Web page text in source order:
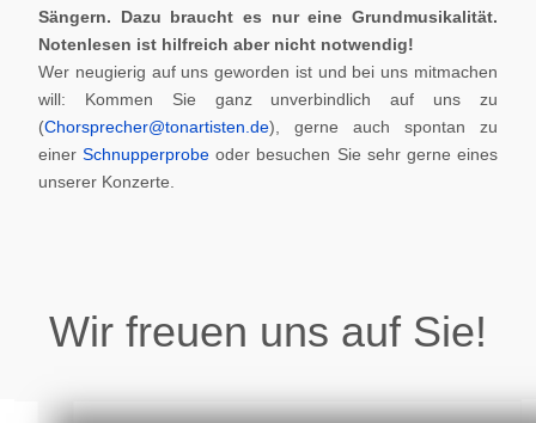
Sängern. Dazu braucht es nur eine Grundmusikalität.
Notenlesen ist hilfreich aber nicht notwendig!
Wer neugierig auf uns geworden ist und bei uns mitmachen
will: Kommen Sie ganz unverbindlich auf uns zu
(Chorsprecher@tonartisten.de), gerne auch spontan zu
einerSchnupperprobe oder besuchen Sie sehr gerne eines
unserer Konzerte.
Wir freuen uns auf Sie!